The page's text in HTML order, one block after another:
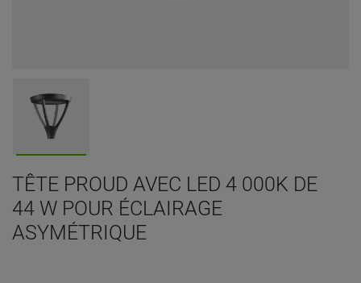
TÊTE PROUD AVEC LED 4 000K DE
44 W POUR ÉCLAIRAGE
ASYMÉTRIQUE